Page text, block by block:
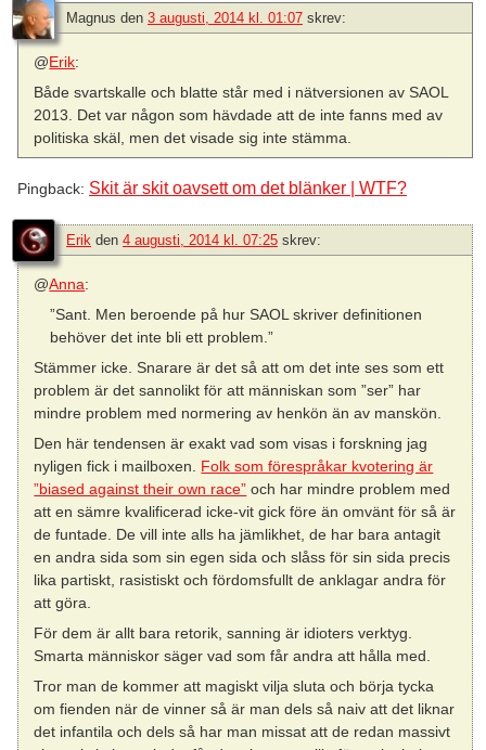
Magnus den 3 augusti, 2014 kl. 01:07 skrev:
@Erik:
Både svartskalle och blatte står med i nätversionen av SAOL
2013. Det var någon som hävdade att de inte fanns med av
politiska skäl, men det visade sig inte stämma.
Pingback: Skit är skit oavsett om det blänker | WTF?
Erik den 4 augusti, 2014 kl. 07:25 skrev:
@Anna:
”Sant. Men beroende på hur SAOL skriver definitionen
behöver det inte bli ett problem.”
Stämmer icke. Snarare är det så att om det inte ses som ett
problem är det sannolikt för att människan som ”ser” har
mindre problem med normering av henkön än av manskön.
Den här tendensen är exakt vad som visas i forskning jag
nyligen fick i mailboxen. Folk som förespråkar kvotering är
”biased against their own race” och har mindre problem med
att en sämre kvalificerad icke-vit gick före än omvänt för så är
de funtade. De vill inte alls ha jämlikhet, de har bara antagit
en andra sida som sin egen sida och slåss för sin sida precis
lika partiskt, rasistiskt och fördomsfullt de anklagar andra för
att göra.
För dem är allt bara retorik, sanning är idioters verktyg.
Smarta människor säger vad som får andra att hålla med.
Tror man de kommer att magiskt vilja sluta och börja tycka
om fienden när de vinner så är man dels så naiv att det liknar
det infantila och dels så har man missat att de redan massivt